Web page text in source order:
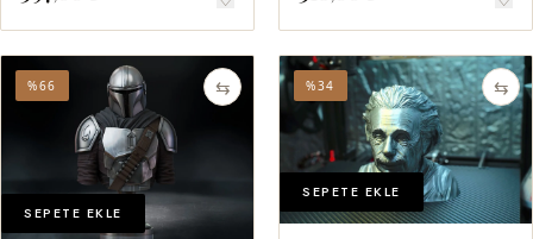
⇆
%66
SEPETE EKLE
⇆
%34
SEPETE EKLE